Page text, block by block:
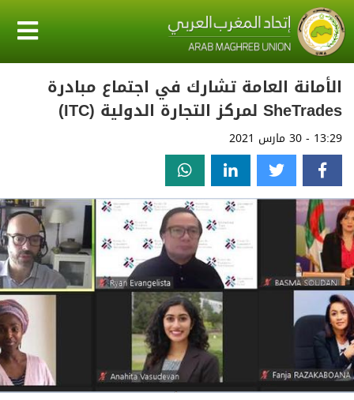
الأمانة العامة تشارك في اجتماع مبادرة
SheTrades لمركز التجارة الدولية (ITC)
13:29 - 30 مارس 2021